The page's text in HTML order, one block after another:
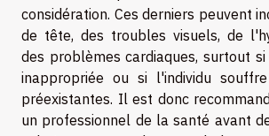
considération. Ces derniers peuvent
de tête, des troubles visuels, de
des problèmes cardiaques, surtout
inappropriée ou si l'individu
préexistantes. Il est donc
un professionnel de la santé avant